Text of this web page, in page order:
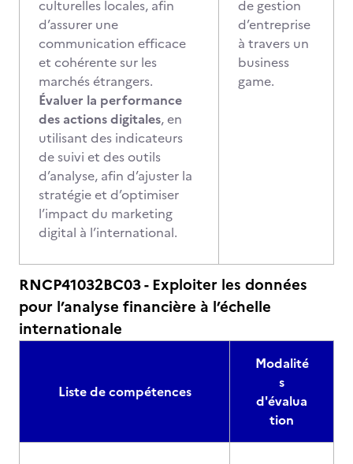
culturelles locales, afin
d’assurer une
communication efficace
et cohérente sur les
marchés étrangers.
Évaluer la performance
des actions digitales, en
utilisant des indicateurs
de suivi et des outils
d’analyse, afin d’ajuster la
stratégie et d’optimiser
l’impact du marketing
digital à l’international.
de gestion
d’entreprise
à travers un
business
game.
RNCP41032BC03 - Exploiter les données
pour l’analyse financière à l’échelle
internationale
Liste de compétences
Modalité
s
d'évalua
tion